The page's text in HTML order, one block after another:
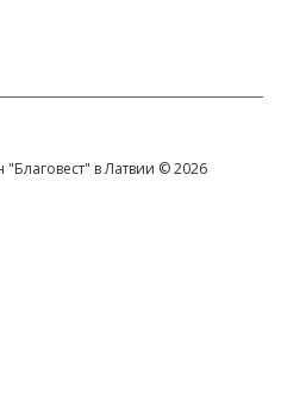
в Латвии © 2026